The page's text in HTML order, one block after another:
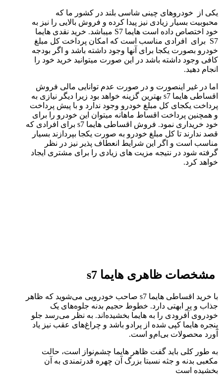
یکی از خودروهای چینی شاسی بلند در کشور ما که
محبوبیت بسیار زیادی نیز پیدا کرده و فروش بالایی را نیز به
خود اختصاص داده است هایما S7‌ میباشد. خرید نقدی هایما
S7 برای افرادی مناسب است که امکان پرداخت کل مبلغ
خودرو بصورت یکجا برای آنها وجود داشته باشد و اگر بودجه
کافی وجود داشته باشد در این صورت میتوانید خرید خود را
انجام دهید.
اما در غیر اینصورت و در صورت عدم توانایی مالی فروش
اقساطی هایما s7 بهترین گزینه خواهد بود زیرا دیگر نیازی به
پرداخت یکجای کل مبلغ خودرو وجود ندارد و با پیش پرداخت
و همچنین پرداخت اقساط ماهانه میتوان این خودرو را برای
خود خریداری نمود. فروش اقساطی هایما s7 برای افرادی که
قصد ندارند تا کل مبلغ خودرو به صورت یکجا بپردازند بسیار
مناسب است و اگر این شرایط انعطاف پذیر نیز در نظر
گرفته شود در نتیجه مزیت های زیادی را برای مشتری ایجاد
خواهد کرد.
مشخصات ظاهری هایما s7
با خرید اقساطی هایما s7 صاحب خودرویی می‌شوید که ظاهر
جذاب و پر ابهتی دارد. خطوط حجیم بدنه جلوه‌های یک
خودروی آفرودی را به هایما بخشیده‌اند. به نظر می‌رسد جلو
پنجره هایما کپی شده از پرادو باشد و چراغ‌های عقب نیز یاد
آورد محصولات بی‌ام‌و است.
به طور کلی باید گفت ظاهر هایما چشم‌نواز است، حالت
مکعبی بدنه و جثه نسبتا بزرگ آن چهره قدرتمندی به آن
بخشیده است